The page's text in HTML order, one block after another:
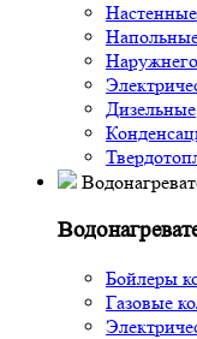
Дизельные
Бойлеры
Газовые